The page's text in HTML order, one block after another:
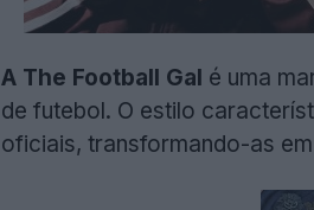
A The Football Gal é uma
de futebol. O estilo
oficiais, transformando-as